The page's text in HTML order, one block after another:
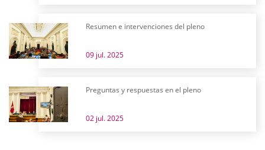
Resumen e intervenciones del pleno
09 jul. 2025
Preguntas y respuestas en el pleno
02 jul. 2025